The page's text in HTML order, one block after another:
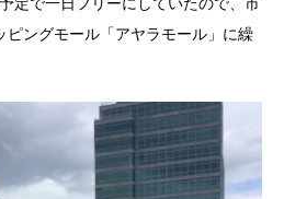
ピングモール「アヤラモール」に繰